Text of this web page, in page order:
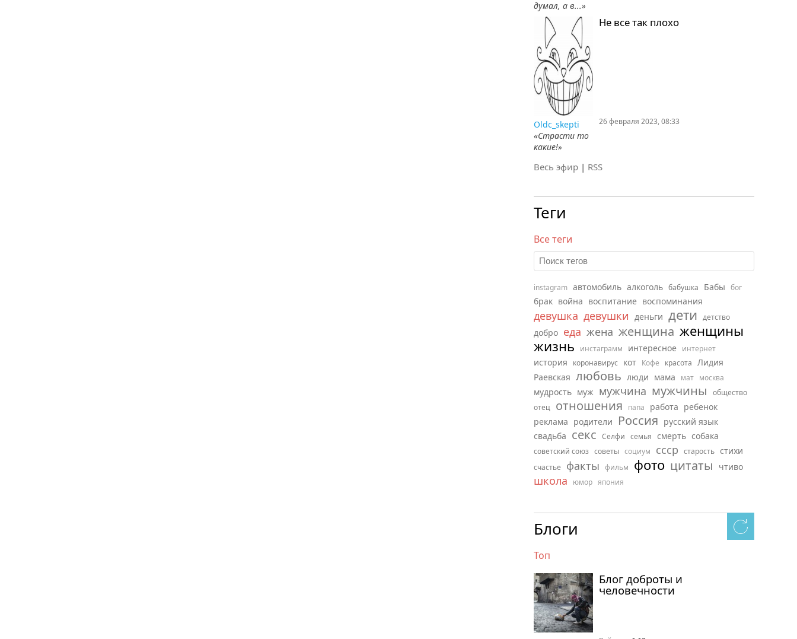
думал, а в...»
Не все так плохо
Oldc_skepti
«Страсти то
какие!»
26 февраля 2023, 08:33
Весь эфир | RSS
Теги
Все теги
instagram автомобиль алкоголь бабушка Бабы бог
брак война воспитание воспоминания
девушка девушки деньги дети детство
добро еда жена женщина женщины
жизнь
инстаграмм интересное интернет
история коронавирус кот Кофе красота Лидия
Раевская любовь люди мама мат москва
мудрость муж мужчина мужчины
общество
отец отношения папа работа ребенок
реклама родители Россия русский язык
свадьба секс Селфи семья смерть собака
советский союз советы социум ссср старость стихи
счастье факты фильм фото цитаты чтиво
школа юмор япония
Блоги
Топ
Блог доброты и
человечности